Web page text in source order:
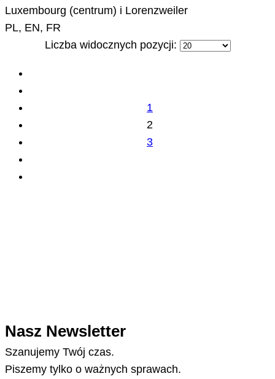
Luxembourg (centrum) i Lorenzweiler
PL, EN, FR
Liczba widocznych pozycji:
1
2
3
Nasz Newsletter
Szanujemy Twój czas.
Piszemy tylko o ważnych sprawach.